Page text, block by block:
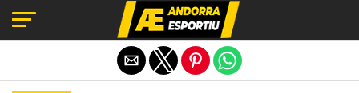
Exit mobile version